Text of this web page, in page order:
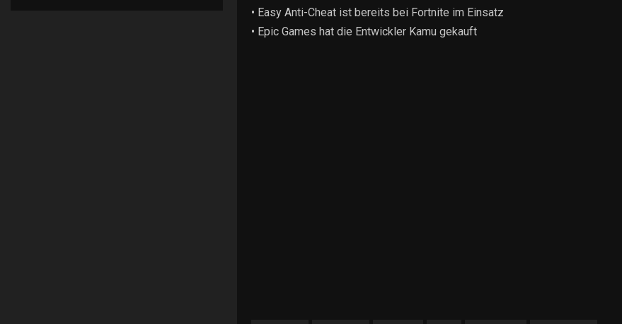
• Easy Anti-Cheat ist bereits bei Fortnite im Einsatz
• Epic Games hat die Entwickler Kamu gekauft